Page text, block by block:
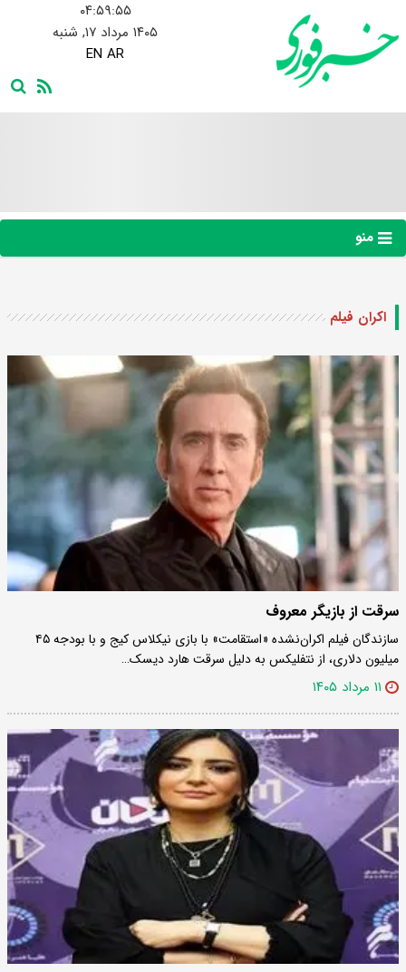
۰۴:۵۹:۵۶
۱۴۰۵ مرداد ۱۷, شنبه
EN AR
منو
اکران فیلم
سرقت از بازیگر معروف
سازندگان فیلم اکران‌نشده «استقامت» با بازی نیکلاس کیج و با بودجه ۴۵
میلیون دلاری، از نتفلیکس به دلیل سرقت هارد دیسک…
۱۱ مرداد ۱۴۰۵